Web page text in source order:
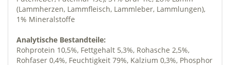
(Lammherzen, Lammfleisch, Lammleber, Lammlungen),
1% Mineralstoffe
Analytische Bestandteile:
Rohprotein 10,5%, Fettgehalt 5,3%, Rohasche 2,5%,
Rohfaser 0,4%, Feuchtigkeit 79%, Kalzium 0,3%, Phosphor